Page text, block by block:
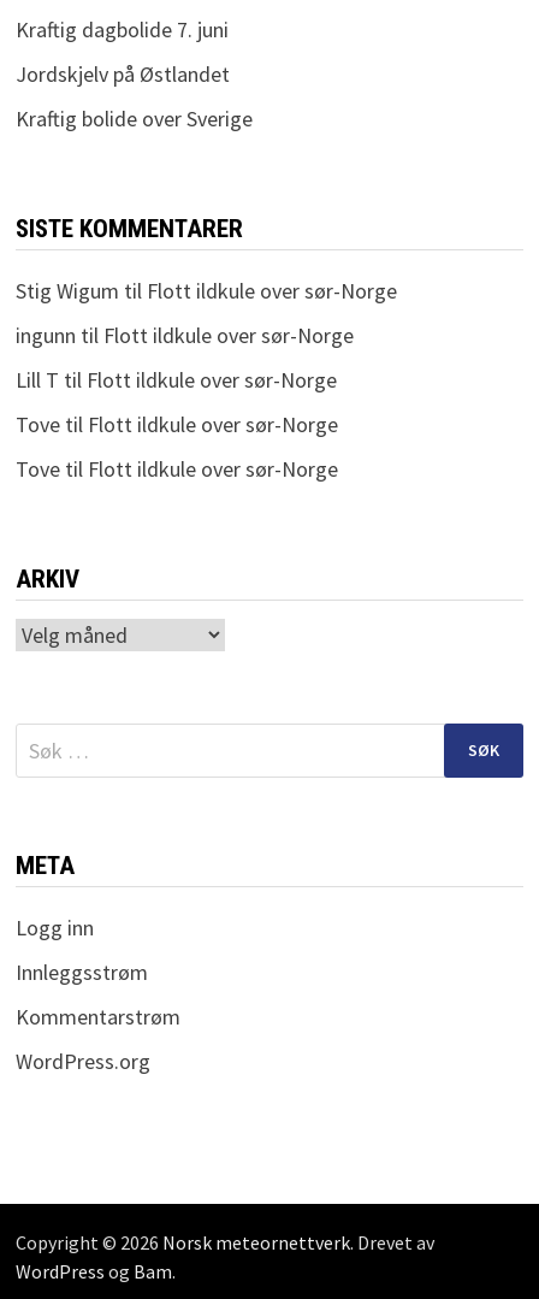
Kraftig dagbolide 7. juni
Jordskjelv på Østlandet
Kraftig bolide over Sverige
SISTE KOMMENTARER
Stig Wigum til Flott ildkule over sør-Norge
ingunn til Flott ildkule over sør-Norge
Lill T til Flott ildkule over sør-Norge
Tovetil Flott ildkule over sør-Norge
Tovetil Flott ildkule over sør-Norge
ARKIV
Arkiv
Søk
etter:
META
Logg inn
Innleggsstrøm
Kommentarstrøm
WordPress.org
Copyright © 2026 Norsk meteornettverk. Drevet av
WordPress og Bam.